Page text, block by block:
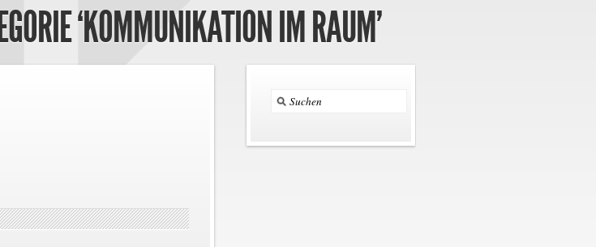
‘KOMMUNIKATION IM RAUM’